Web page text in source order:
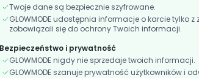
Twoje dane są bezpiecznie szyfrowane.
GLOWMODE udostępnia informacje o karcie tylko
zobowiązali się do ochrony Twoich informacji.
Bezpieczeństwo i prywatność
GLOWMODE nigdy nie sprzedaje twoich informacji.
GLOWMODE szanuje prywatność użytkowników i